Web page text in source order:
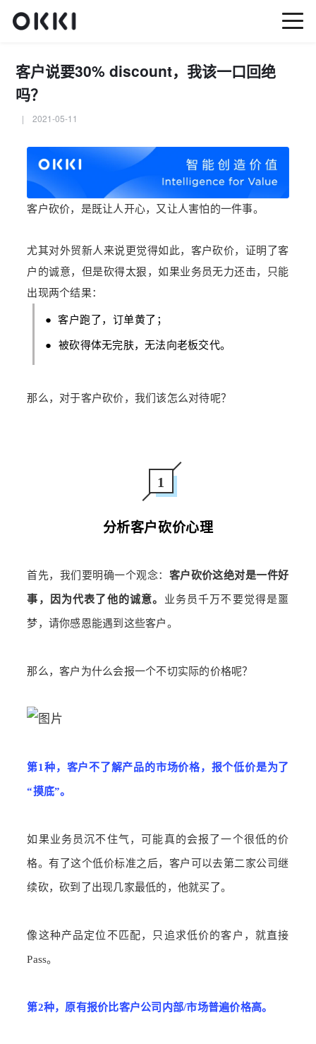
客户说要30% discount，我该一口回绝
吗？
| 2021-05-11
客户砍价，是既让人开心，又让人害怕的一件事。
尤其对外贸新人来说更觉得如此，客户砍价，证明了客
户的诚意，但是砍得太狠，如果业务员无力还击，只能
出现两个结果：
●客户跑了，订单黄了；
●被砍得体无完肤，无法向老板交代。
那么，对于客户砍价，我们该怎么对待呢？
1
分析客户砍价心理
首先，我们要明确一个观念： 客户砍价这绝对是一件好
事，因为代表了他的诚意。 业务员千万不要觉得是噩
梦，请你感恩能遇到这些客户。
那么，客户为什么会报一个不切实际的价格呢？
第1种，客户不了解产品的市场价格，报个低价是为了
“摸底”。
如果业务员沉不住气，可能真的会报了一个很低的价
格。有了这个低价标准之后，客户可以去第二家公司继
续砍，砍到了出现几家最低的，他就买了。
像这种产品定位不匹配，只追求低价的客户，就直接
Pass。
第2种，原有报价比客户公司内部/市场普遍价格高。